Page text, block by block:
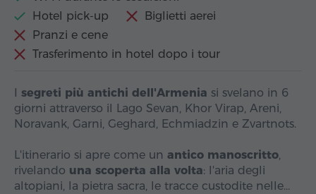
Hotel pick-up
Biglietti aerei
Pranzi e cene
Trasferimento in hotel dopo i tour
segreti più antichi dell'Armenia si svelano in 6
giorni attraverso il Lago Sevan, Khor Virap, Areni,
Noravank, Garni, Geghard, Echmiadzin e Zvartnots.
L'itinerario si apre come un antico manoscritto,
rivelando una scoperta alla volta: l'aria degli
altopiani, la pietra sacra, le tracce custodite nelle…